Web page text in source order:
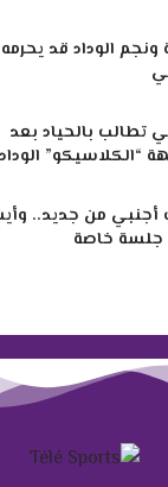
الوداد قد يحرمه
بالحياد بعد
الوداد
من جديد.. وأيت
خاصة